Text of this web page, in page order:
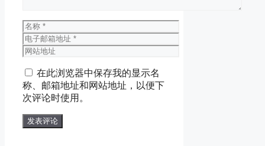
名
称
电
子
箱
地
址
网
地
址
在此浏览器中保存我的显示名
称、邮箱地址和网站地址，以便下
次评论时使用。